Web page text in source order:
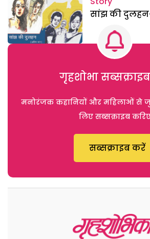
सांझ की
गृहशोभा
मनोरंजक कहानियों और महिलाओं से
लिए सब्सक्राइब
सब्सक्राइब करें